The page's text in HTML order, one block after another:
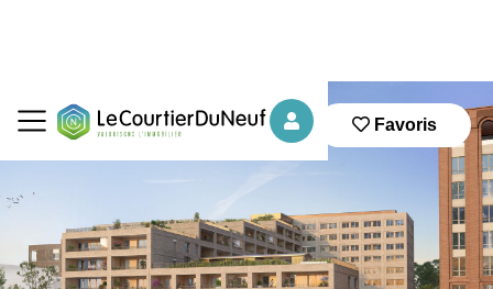
Favoris